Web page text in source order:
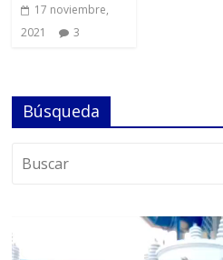
17 noviembre,
2021
3
Búsqueda